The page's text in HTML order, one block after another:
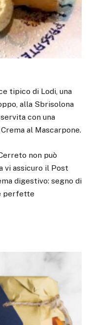
tipico di Lodi, una
alla Sbrisolona
con una
al Mascarpone.
non può
vi assicuro il Post
digestivo: segno di
perfette